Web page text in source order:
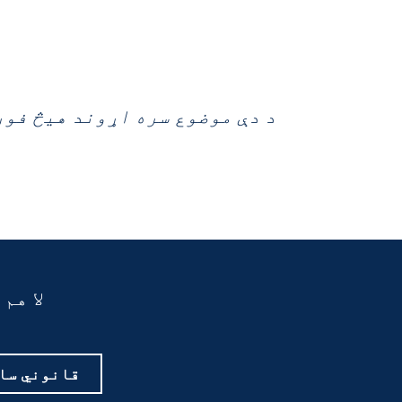
د دې موضوع سره اړوند هیڅ
لا
قانوني